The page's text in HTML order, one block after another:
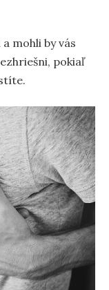
mohli by vás
pokiaľ